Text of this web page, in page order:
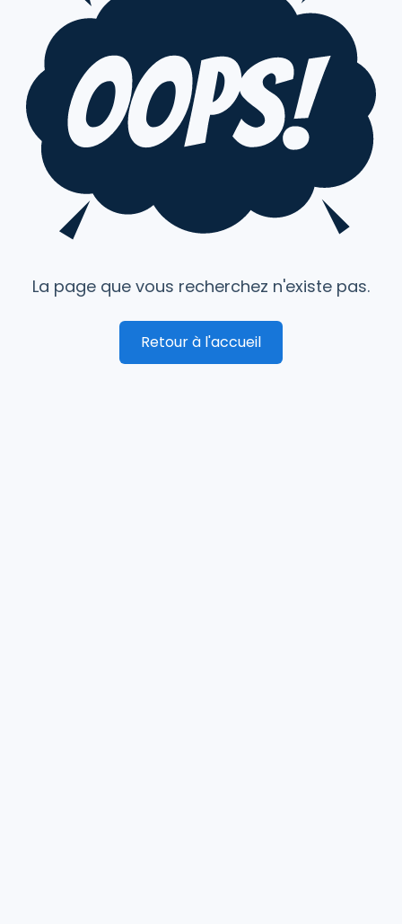
La page que vous recherchez n'existe pas.
Retour à l'accueil